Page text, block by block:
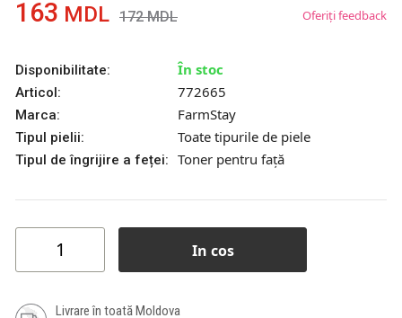
163 MDL 172MDL Oferiți feedback
Disponibilitate: În stoc
Articol: 772665
Marca: FarmStay
Tipul pielii: Toate tipurile de piele
Tipul de îngrijire a feței: Toner pentru față
In cos
Livrare în toată Moldova